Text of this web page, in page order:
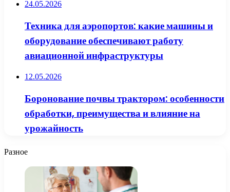
24.05.2026
Техника для аэропортов: какие машины и
оборудование обеспечивают работу
авиационной инфраструктуры
12.05.2026
Боронование почвы трактором: особенности
обработки, преимущества и влияние на
урожайность
Разное